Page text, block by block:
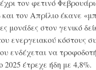
τον φετινό
τον Απρίλιο έκανε
μονάδες στον γενικό
ενεργειακού κόστους
ενδέχεται να
2025 έτρεχε ήδη με 4,8%.